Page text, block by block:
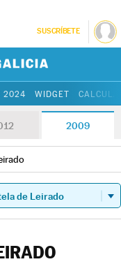
SUSCRÍBETE
2024 WIDGET
2009